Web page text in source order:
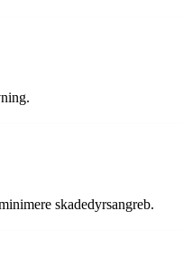
skadedyrsangreb.